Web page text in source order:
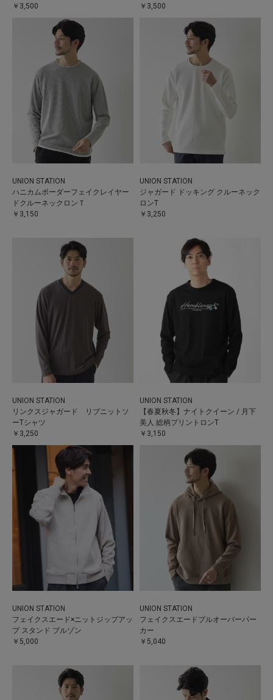
￥3,500
￥3,500
UNION STATION
ハニカムボーダーフェイクレイヤー
ドクルーネックロンＴ
￥3,150
UNION STATION
ジャガード ドッキング クルーネック
ロンT
￥3,250
UNION STATION
リンクスジャガード リブニットソ
ーTシャツ
￥3,250
UNION STATION
【春夏秋冬】ナイトクイーン / 月下
美人 総柄プリントロンT
￥3,150
UNION STATION
フェイクスエード×ニットジップアッ
プ スタンド ブルゾン
￥5,000
UNION STATION
フェイクスエードプルオーバーパー
カー
￥5,040